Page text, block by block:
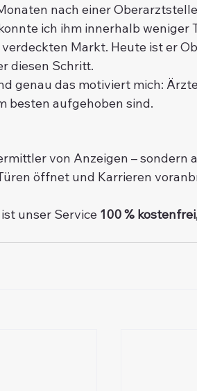
nach einer
ich ihm innerhalb weniger
Markt. Heute ist er
diesen Schritt.
genau das motiviert mich:
besten aufgehoben sind.
von Anzeigen – sondern
öffnet und Karrieren
unser Service 100 %